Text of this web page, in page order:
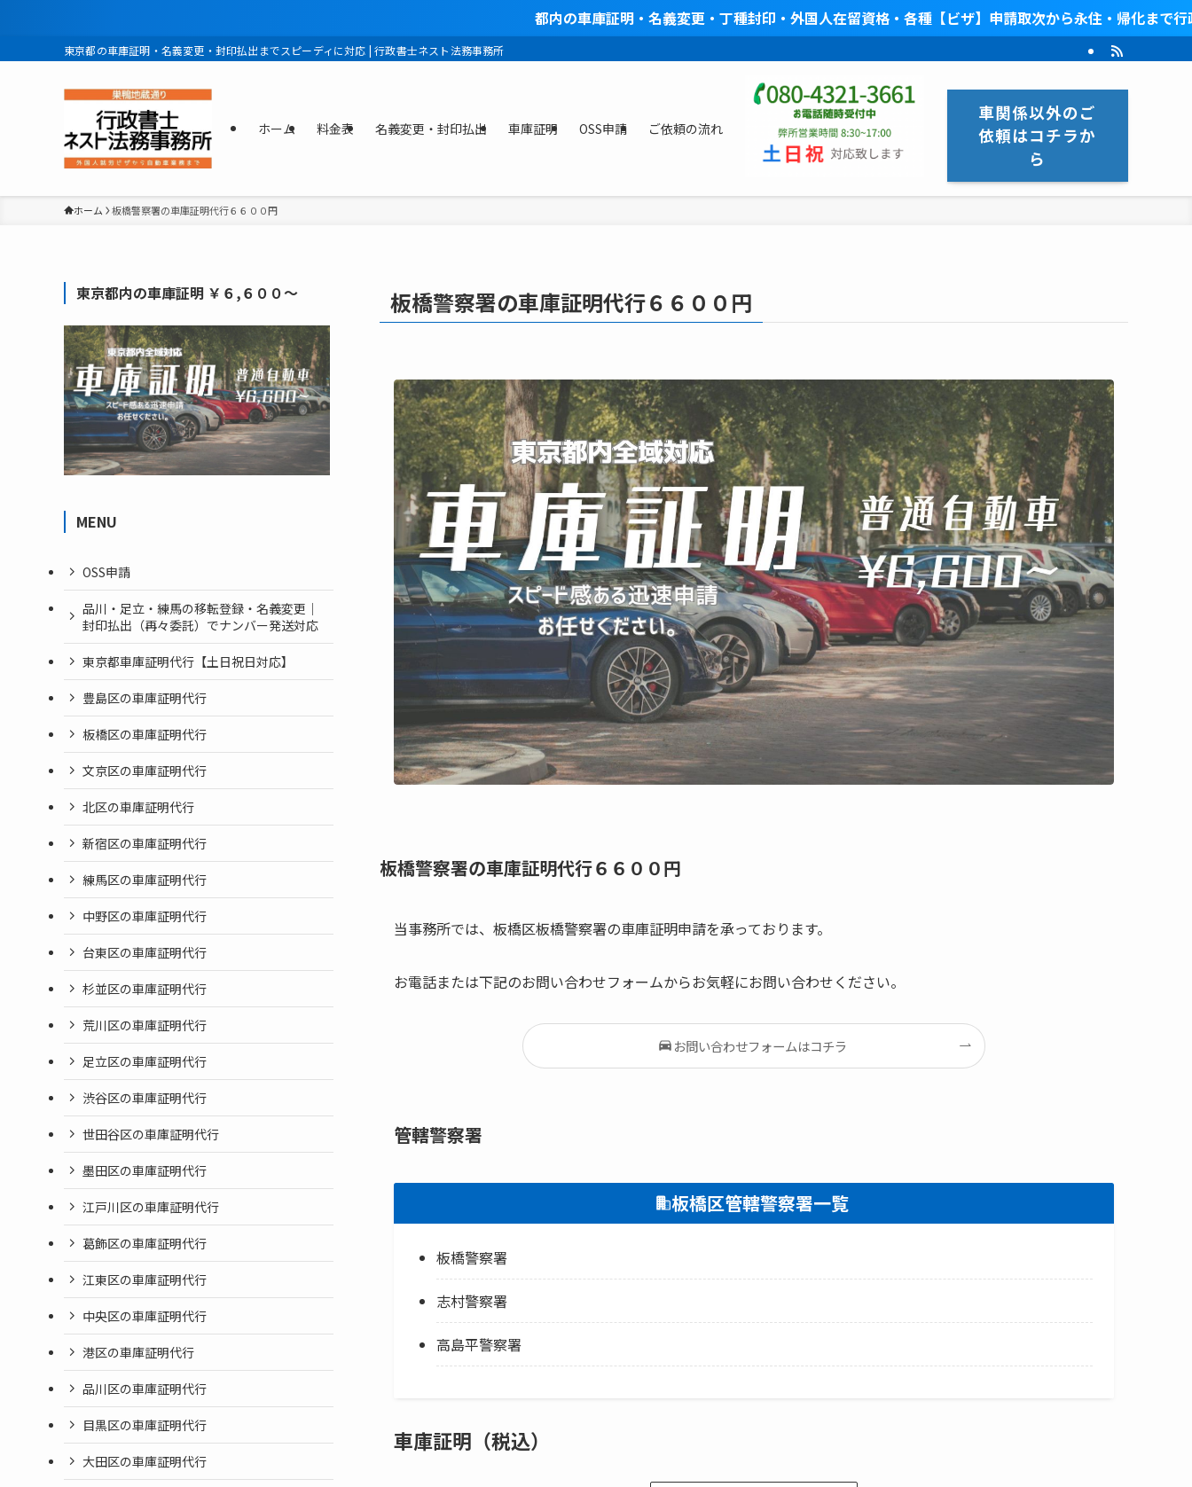
都内の車庫証明・名義変更・丁種封印・外国人在留資格・各種【ビザ】申請取次から永住・帰化まで行政書士ネスト法
東京都の車庫証明・名義変更・封印払出までスピーディに対応 | 行政書士ネスト法務事務所
ホーム 料金表 名義変更・封印払出 車庫証明 OSS申請 ご依頼の流れ
車関係以外のご
依頼はコチラか
ら
ホーム 板橋警察署の車庫証明代行６６００円
板橋警察署の車庫証明代行６６００円
板橋警察署の車庫証明代行６６００円
当事務所では、板橋区板橋警察署の車庫証明申請を承っております。
お電話または下記のお問い合わせフォームからお気軽にお問い合わせください。
お問い合わせフォームはコチラ
管轄警察署
板橋区管轄警察署一覧
板橋警察署
志村警察署
高島平警察署
車庫証明（税込）
東京都内の車庫証明 ￥６,６００〜
MENU
OSS申請
品川・足立・練馬の移転登録・名義変更｜
封印払出（再々委託）でナンバー発送対応
東京都車庫証明代行【土日祝日対応】
豊島区の車庫証明代行
板橋区の車庫証明代行
文京区の車庫証明代行
北区の車庫証明代行
新宿区の車庫証明代行
練馬区の車庫証明代行
中野区の車庫証明代行
台東区の車庫証明代行
杉並区の車庫証明代行
荒川区の車庫証明代行
足立区の車庫証明代行
渋谷区の車庫証明代行
世田谷区の車庫証明代行
墨田区の車庫証明代行
江戸川区の車庫証明代行
葛飾区の車庫証明代行
江東区の車庫証明代行
中央区の車庫証明代行
港区の車庫証明代行
品川区の車庫証明代行
目黒区の車庫証明代行
大田区の車庫証明代行